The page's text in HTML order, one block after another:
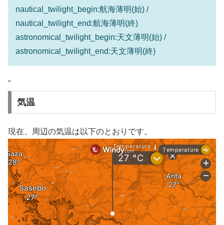
nautical_twilight_begin:航海薄明(始) /
nautical_twilight_end:航海薄明(終)
astronomical_twilight_begin:天文薄明(始) /
astronomical_twilight_end:天文薄明(終)
"
気温
現在、周辺の気温は以下のとおりです。